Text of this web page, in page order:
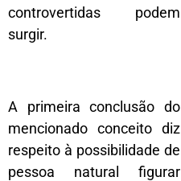
controvertidas podem
surgir.
A primeira conclusão do
mencionado conceito diz
respeito à possibilidade de
pessoa natural figurar